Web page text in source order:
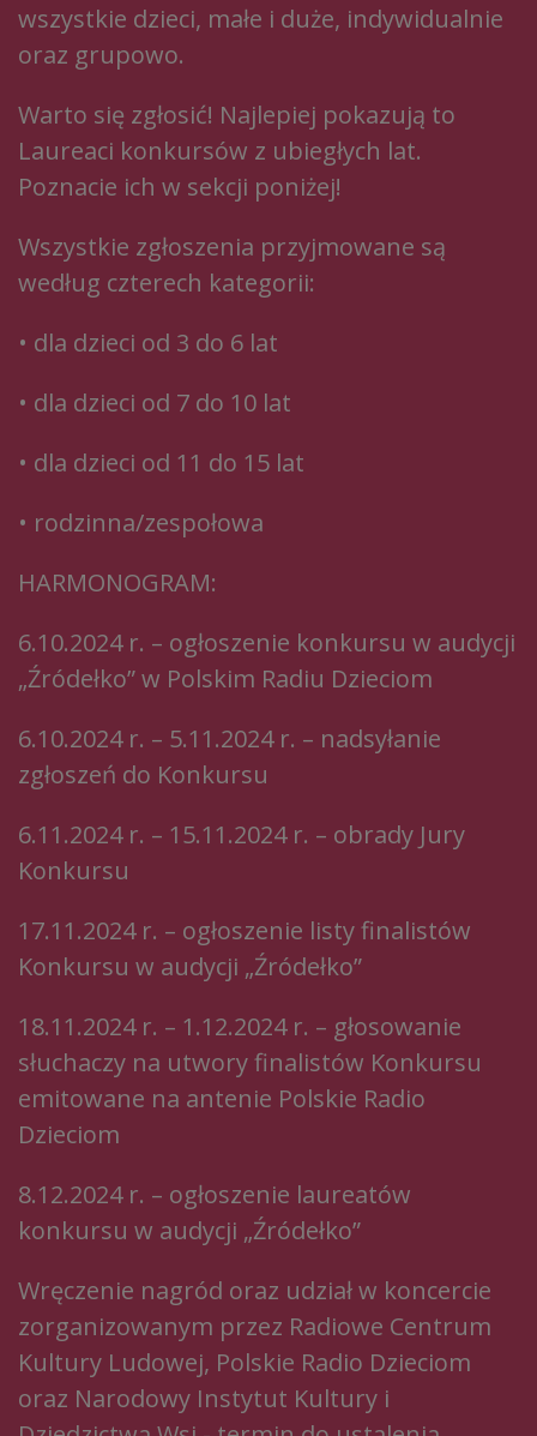
wszystkie dzieci, małe i duże, indywidualnie
oraz grupowo.
Warto się zgłosić! Najlepiej pokazują to
Laureaci konkursów z ubiegłych lat.
Poznacie ich w sekcji poniżej!
Wszystkie zgłoszenia przyjmowane są
według czterech kategorii:
• dla dzieci od 3 do 6 lat
• dla dzieci od 7 do 10 lat
• dla dzieci od 11 do 15 lat
• rodzinna/zespołowa
HARMONOGRAM:
6.10.2024 r. – ogłoszenie konkursu w audycji
„Źródełko” w Polskim Radiu Dzieciom
6.10.2024 r. – 5.11.2024 r. – nadsyłanie
zgłoszeń do Konkursu
6.11.2024 r. – 15.11.2024 r. – obrady Jury
Konkursu
17.11.2024 r. – ogłoszenie listy finalistów
Konkursu w audycji „Źródełko”
18.11.2024 r. – 1.12.2024 r. – głosowanie
słuchaczy na utwory finalistów Konkursu
emitowane na antenie Polskie Radio
Dzieciom
8.12.2024 r. – ogłoszenie laureatów
konkursu w audycji „Źródełko”
Wręczenie nagród oraz udział w koncercie
zorganizowanym przez Radiowe Centrum
Kultury Ludowej, Polskie Radio Dzieciom
oraz Narodowy Instytut Kultury i